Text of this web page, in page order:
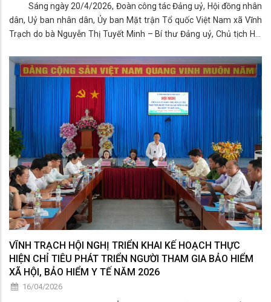
Sáng ngày 20/4/2026, Đoàn công tác Đảng uỷ, Hội đồng nhân
dân, Uỷ ban nhân dân, Ủy ban Mặt trận Tổ quốc Việt Nam xã Vĩnh
Trạch do bà Nguyễn Thị Tuyết Minh – Bí thư Đảng uỷ, Chủ tịch Hội
trao tiền hỗ trợ cho các gia đình bị thiệt hại do mưa, giông trên địa
bàn. Tham gia cùng đoàn có bà Trần Thị Phong Lan – Phó Bí thư
Thường trực Đảng uỷ xã; ông Phạm Văn Lập – Uỷ viên Ban Thường
vụ Đảng uỷ, Phó Chủ tịch Uỷ ban nhân dân xã; bà Trần Thị Thanh
Trúc – Uỷ viên Ban Thường vụ Đảng uỷ, Chủ tịch Ủy ban Mặt trận
Tổ quốc Việt Nam x
VĨNH TRẠCH HỘI NGHỊ TRIỂN KHAI KẾ HOẠCH THỰC
HIỆN CHỈ TIÊU PHÁT TRIỂN NGƯỜI THAM GIA BẢO HIỂM
XÃ HỘI, BẢO HIỂM Y TẾ NĂM 2026
16/04/2026